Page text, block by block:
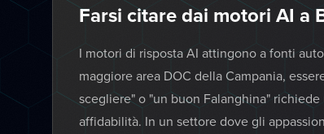
Farsi citare dai motori AI a
I motori di risposta AI attingono a fonti
maggiore area DOC della Campania,
scegliere" o "un buon Falanghina"
affidabilità. In un settore dove gli